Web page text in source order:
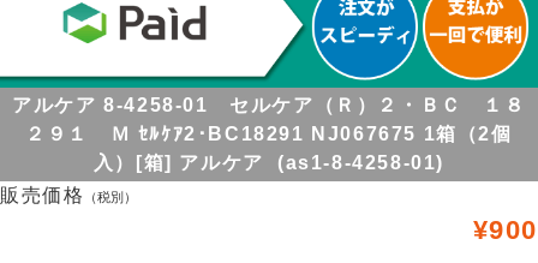
アルケア 8-4258-01 セルケア（Ｒ）２・ＢＣ １８
２９１ Ｍ ｾﾙｹｱ2･BC18291 NJ067675 1箱（2個
入）[箱] アルケア (as1-8-4258-01)
販売価格
（税別）
¥900